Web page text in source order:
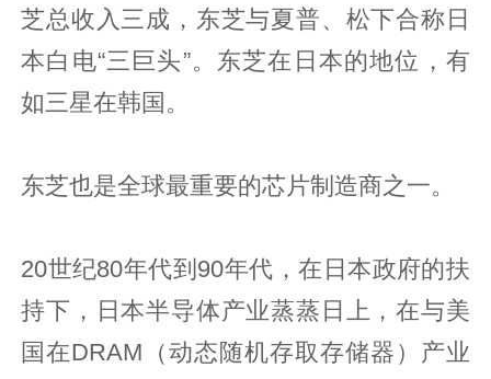
芝总收入三成，东芝与夏普、松下合称日
本白电“三巨头”。东芝在日本的地位，有
如三星在韩国。
东芝也是全球最重要的芯片制造商之一。
20世纪80年代到90年代，在日本政府的扶
持下，日本半导体产业蒸蒸日上，在与美
国在DRAM（动态随机存取存储器）产业